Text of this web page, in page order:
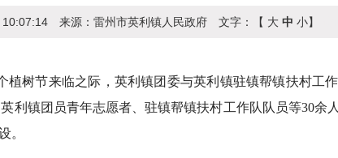
来源： 雷州市英利镇人民政府 文字：【 大 中 小】
树节来临之际，英利镇团委与英利镇驻镇帮镇扶村工
利镇团员青年志愿者、驻镇帮镇扶村工作队队员等30余
。